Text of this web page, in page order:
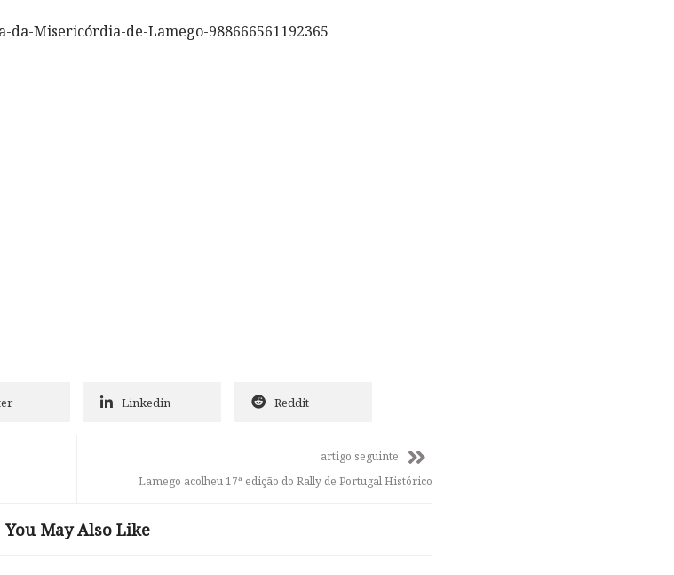
da-Misericórdia-de-Lamego-988666561192365
Linkedin Reddit
artigo seguinte
Lamego acolheu 17ª edição do Rally de Portugal Histórico
You May Also Like